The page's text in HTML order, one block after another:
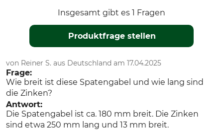
Insgesamt gibt es 1 Fragen
Produktfrage stellen
von Reiner S. aus Deutschland am 17.04.2025
Frage:
Wie breit ist diese Spatengabel und wie lang sind
die Zinken?
Antwort:
Die Spatengabel ist ca. 180 mm breit. Die Zinken
sind etwa 250 mm lang und 13 mm breit.